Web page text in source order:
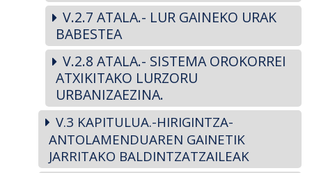
V.2.7 ATALA.- LUR GAINEKO URAK
BABESTEA
V.2.8 ATALA.- SISTEMA OROKORREI
ATXIKITAKO LURZORU
URBANIZAEZINA.
V.3 KAPITULUA.-HIRIGINTZA-
ANTOLAMENDUAREN GAINETIK
JARRITAKO BALDINTZATZAILEAK